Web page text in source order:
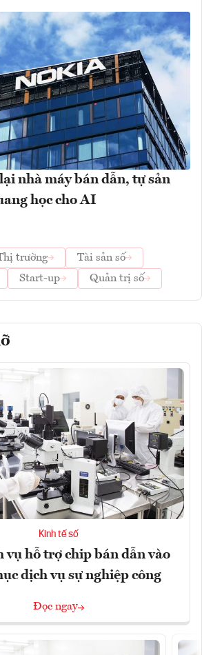
nhà máy bán dẫn, tự sản
học cho AI
trường
Tài sản số
Start-up Quản trị số
Kinh tế số
vụ hỗ trợ chip bán dẫn vào
dịch vụ sự nghiệp công
Đọc ngay